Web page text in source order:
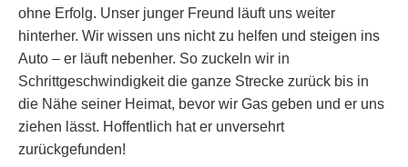
ohne Erfolg. Unser junger Freund läuft uns weiter
hinterher. Wir wissen uns nicht zu helfen und steigen ins
Auto – er läuft nebenher. So zuckeln wir in
Schrittgeschwindigkeit die ganze Strecke zurück bis in
die Nähe seiner Heimat, bevor wir Gas geben und er uns
ziehen lässt. Hoffentlich hat er unversehrt
zurückgefunden!